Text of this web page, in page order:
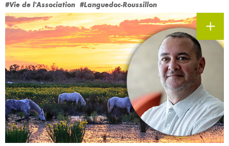
#Vie de l'Association #Languedoc-Roussillon